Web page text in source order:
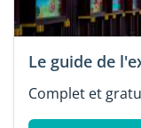
Le guide de
Complet et